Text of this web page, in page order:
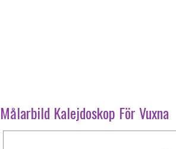
Målarbild Kalejdoskop För Vuxna